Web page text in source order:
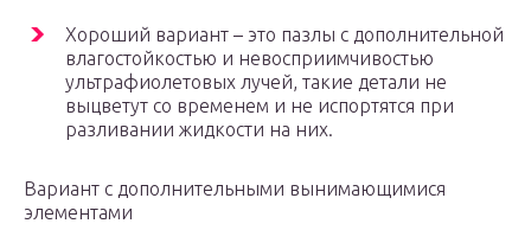
Хороший вариант – это пазлы с дополнительной
влагостойкостью и невосприимчивостью
ультрафиолетовых лучей, такие детали не
выцветут со временем и не испортятся при
разливании жидкости на них.
Вариант с дополнительными вынимающимися
элементами